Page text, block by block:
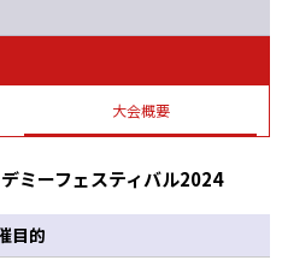
大会概要
ミーフェスティバル2024
目的